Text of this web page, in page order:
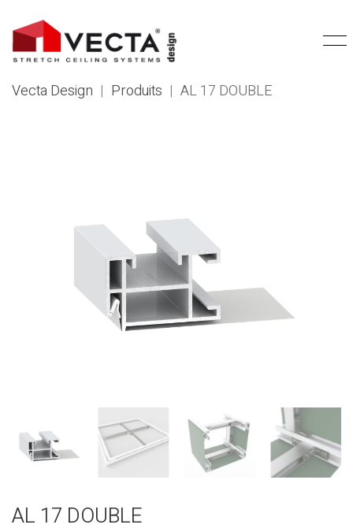
Vecta Design | Produits | AL 17 DOUBLE
AL 17 DOUBLE